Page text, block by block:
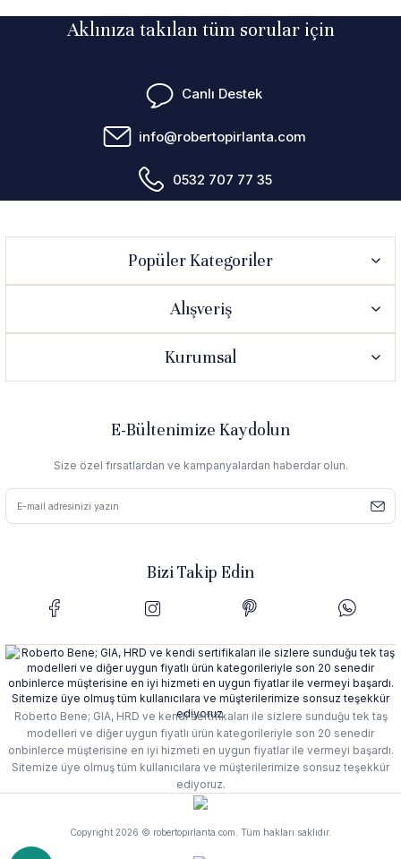
Aklınıza takılan tüm sorular için
Canlı Destek
info@robertopirlanta.com
0532 707 77 35
Popüler Kategoriler
Alışveriş
Kurumsal
E-Bültenimize Kaydolun
Size özel fırsatlardan ve kampanyalardan haberdar olun.
Bizi Takip Edin
Roberto Bene; GIA, HRD ve kendi sertifikaları ile sizlere sunduğu tek taş
modelleri ve diğer uygun fiyatlı ürün kategorileriyle son 20 senedir
onbinlerce müşterisine en iyi hizmeti en uygun fiyatlar ile vermeyi başardı.
Sitemize üye olmuş tüm kullanıcılara ve müşterilerimize sonsuz teşekkür
ediyoruz.
Copyright 2026 © robertopirlanta.com. Tüm hakları saklıdır.